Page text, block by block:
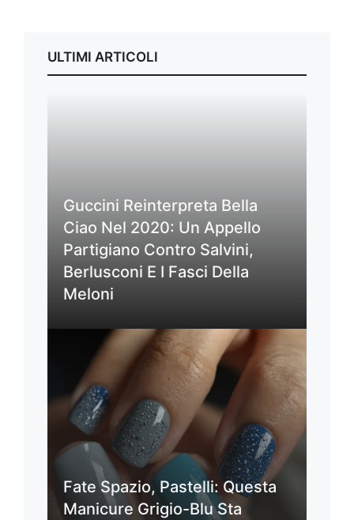
ULTIMI ARTICOLI
Guccini Reinterpreta Bella
Ciao Nel 2020: Un Appello
Partigiano Contro Salvini,
Berlusconi E I Fasci Della
Meloni
Fate Spazio, Pastelli: Questa
Manicure Grigio-Blu Sta